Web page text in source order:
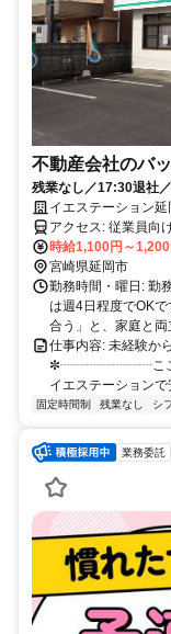
不動産会社のバ
残業なし／17:30退社
イエステーション
アクセス: 従業
時給1,100円～1,200
宮崎県延岡市
勤務時間・曜日: 勤
は週4日程度でOK
合う」と、家庭と両
仕事内容: 未経験か
✼┈┈┈┈┈┈┈ここ
イエステーション
固定時間制 残業なし シ
業務委託